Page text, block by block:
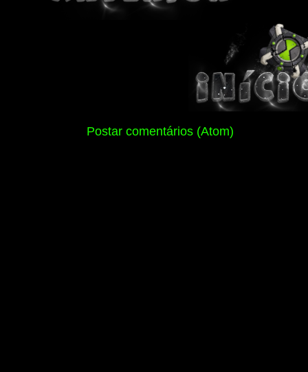
Postar comentários (Atom)